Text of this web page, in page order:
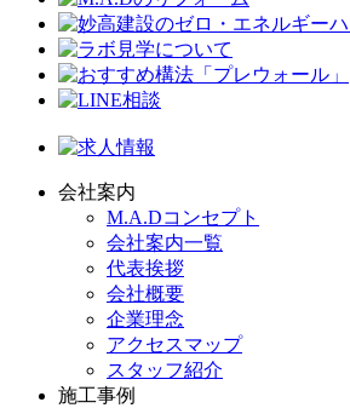
会社案内
M.A.Dコンセプト
会社案内一覧
代表挨拶
会社概要
企業理念
アクセスマップ
スタッフ紹介
施工事例